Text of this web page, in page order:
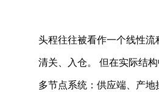
头程往往被看作一个线性流
清关、入仓。 但在实际结
多节点系统：供应端、产地